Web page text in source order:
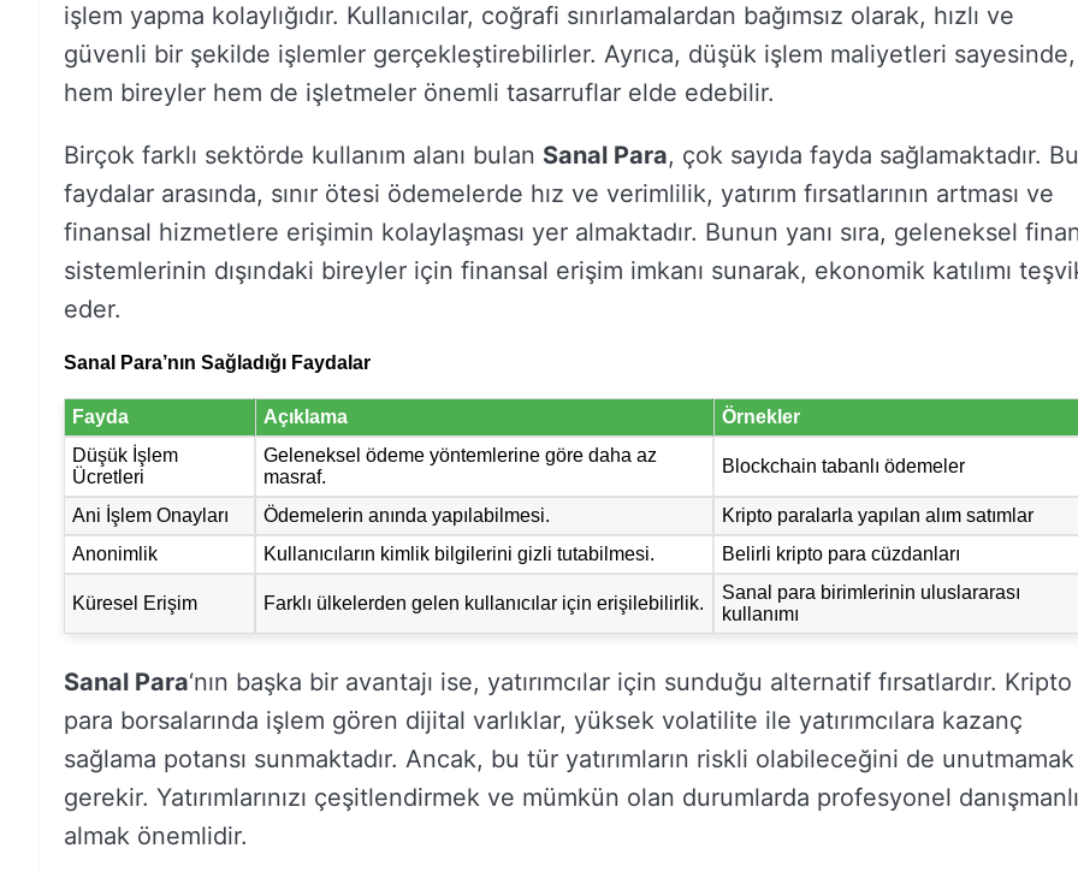
işlem yapma kolaylığıdır. Kullanıcılar, coğrafi sınırlamalardan bağımsız olarak, hızlı ve
güvenli bir şekilde işlemler gerçekleştirebilirler. Ayrıca, düşük işlem maliyetleri sayesinde,
hem bireyler hem de işletmeler önemli tasarruflar elde edebilir.
Birçok farklı sektörde kullanım alanı bulan Sanal Para, çok sayıda fayda sağlamaktadır. Bu
faydalar arasında, sınır ötesi ödemelerde hız ve verimlilik, yatırım fırsatlarının artması ve
finansal hizmetlere erişimin kolaylaşması yer almaktadır. Bunun yanı sıra, geleneksel
sistemlerinin dışındaki bireyler için finansal erişim imkanı sunarak, ekonomik katılımı
eder.
Sanal Para’nın Sağladığı Faydalar
Fayda Açıklama
Örnekler
Düşük İşlem
Ücretleri
Geleneksel ödeme yöntemlerine göre daha az
masraf.
Blockchain tabanlı ödemeler
Ani İşlem Onayları Ödemelerin anında yapılabilmesi.
Kripto paralarla yapılan alım satımlar
Anonimlik
Kullanıcıların kimlik bilgilerini gizli tutabilmesi. Belirli kripto para cüzdanları
Küresel Erişim Farklı ülkelerden gelen kullanıcılar için erişilebilirlik.
Sanal para birimlerinin uluslararası
kullanımı
Sanal Para‘nın başka bir avantajı ise, yatırımcılar için sunduğu alternatif fırsatlardır. Kripto
para borsalarında işlem gören dijital varlıklar, yüksek volatilite ile yatırımcılara kazanç
sağlama potansı sunmaktadır. Ancak, bu tür yatırımların riskli olabileceğini de unutmamak
gerekir. Yatırımlarınızı çeşitlendirmek ve mümkün olan durumlarda profesyonel
almak önemlidir.